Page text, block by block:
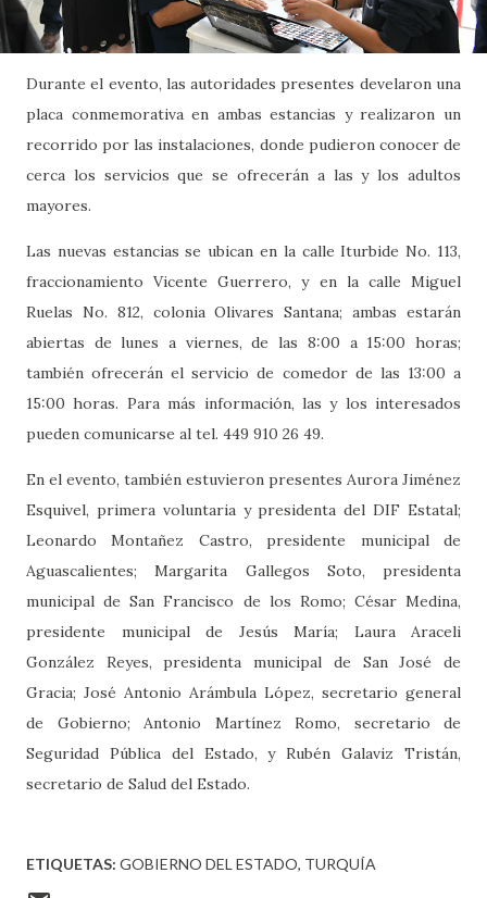
Durante el evento, las autoridades presentes develaron una
placa conmemorativa en ambas estancias y realizaron un
recorrido por las instalaciones, donde pudieron conocer de
cerca los servicios que se ofrecerán a las y los adultos
mayores.
Las nuevas estancias se ubican en la calle Iturbide No. 113,
fraccionamiento Vicente Guerrero, y en la calle Miguel
Ruelas No. 812, colonia Olivares Santana; ambas estarán
abiertas de lunes a viernes, de las 8:00 a 15:00 horas;
también ofrecerán el servicio de comedor de las 13:00 a
15:00 horas. Para más información, las y los interesados
pueden comunicarse al tel. 449 910 26 49.
En el evento, también estuvieron presentes Aurora Jiménez
Esquivel, primera voluntaria y presidenta del DIF Estatal;
Leonardo Montañez Castro, presidente municipal de
Aguascalientes; Margarita Gallegos Soto, presidenta
municipal de San Francisco de los Romo; César Medina,
presidente municipal de Jesús María; Laura Araceli
González Reyes, presidenta municipal de San José de
Gracia; José Antonio Arámbula López, secretario general
de Gobierno; Antonio Martínez Romo, secretario de
Seguridad Pública del Estado, y Rubén Galaviz Tristán,
secretario de Salud del Estado.
ETIQUETAS: GOBIERNO DEL ESTADO TURQUÍA